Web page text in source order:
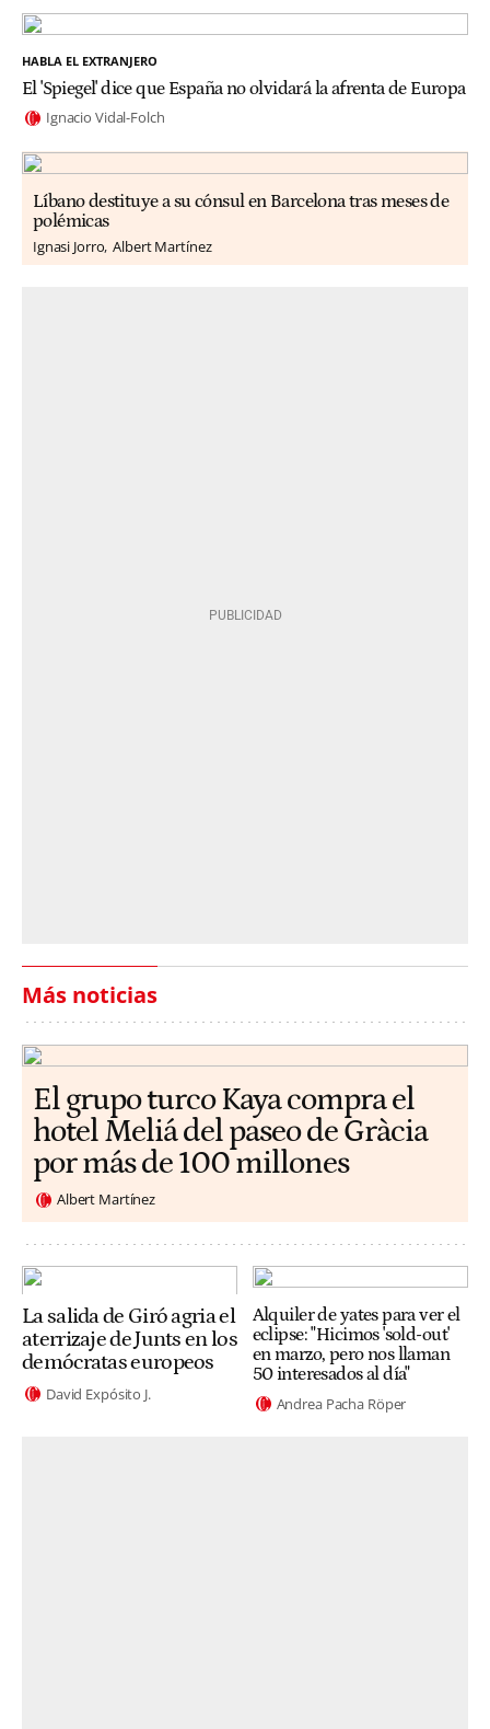
HABLA EL EXTRANJERO
El 'Spiegel' dice que España no olvidará la afrenta de Europa
Ignacio Vidal-Folch
Líbano destituye a su cónsul en Barcelona tras meses de
polémicas
Ignasi Jorro Albert Martínez
Más noticias
El grupo turco Kaya compra el
hotel Meliá del paseo de Gràcia
por más de 100 millones
Albert Martínez
La salida de Giró agria el
aterrizaje de Junts en los
demócratas europeos
David Expósito J.
Alquiler de yates para ver el
eclipse: "Hicimos 'sold-out'
en marzo, pero nos llaman
50 interesados al día"
Andrea Pacha Röper